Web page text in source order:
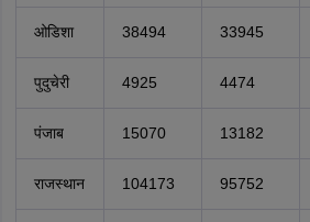
ओडिशा 38494 33945
पुदुचेरी 4925 4474
पंजाब 15070 13182
राजस्थान 104173 95752